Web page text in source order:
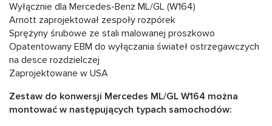
Wyłącznie dla Mercedes-Benz ML/GL (W164)
Arnott zaprojektował zespoły rozpórek
Sprężyny śrubowe ze stali malowanej proszkowo
Opatentowany EBM do wyłączania świateł ostrzegawczych
na desce rozdzielczej
Zaprojektowane w USA
Zestaw do konwersji Mercedes ML/GL W164 można
montować w następujących typach samochodów: